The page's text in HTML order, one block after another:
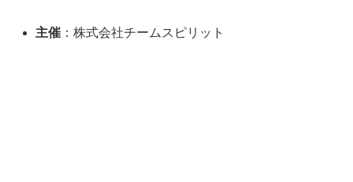
主催 ：株式会社チームスピリット